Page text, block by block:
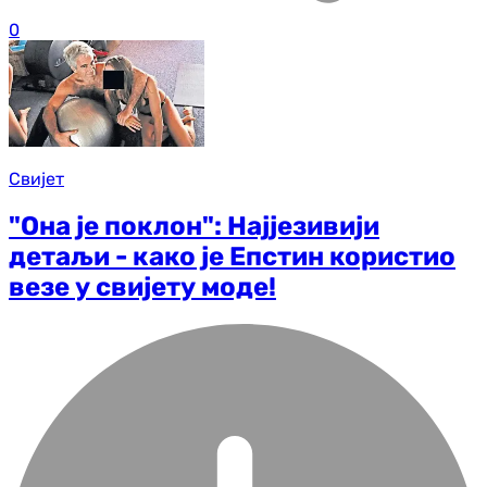
0
Свијет
"Она је поклон": Најјезивији
детаљи - како је Епстин користио
везе у свијету моде!